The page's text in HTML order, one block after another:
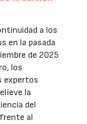
a los
en la pasada
de 2025
los
expertos
la
del
al